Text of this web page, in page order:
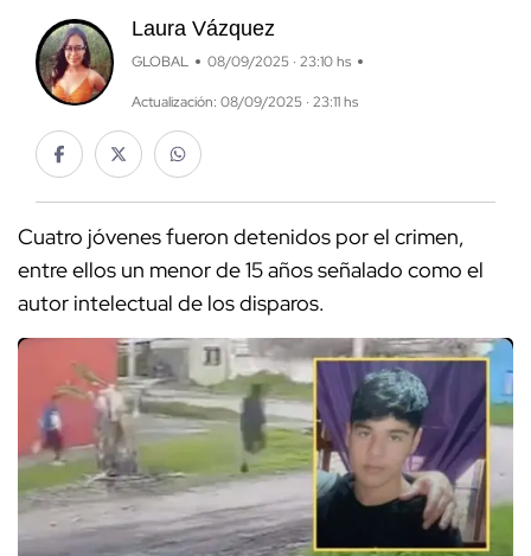
Laura Vázquez
GLOBAL 08/09/2025 · 23:10 hs
Actualización: 08/09/2025 · 23:11 hs
Cuatro jóvenes fueron detenidos por el crimen,
entre ellos un menor de 15 años señalado como el
autor intelectual de los disparos.